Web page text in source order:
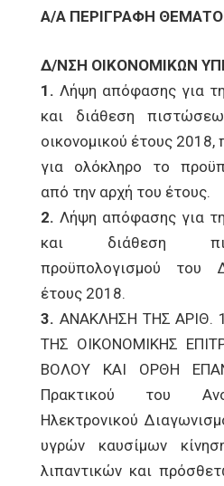
Α/Α ΠΕΡΙΓΡΑΦΗ
Δ/ΝΣΗ ΟΙΚΟΝΟΜΙΚΩΝ
1. Λήψη απόφασης για
και διάθεση
οικονομικού έτους 2018,
για ολόκληρο το
από την αρχή του έτους.
2. Λήψη απόφασης για
και διάθεση
προϋπολογισμού του
έτους 2018.
3. ΑΝΑΚΛΗΣΗ ΤΗΣ ΑΡΙΘ.
ΤΗΣ ΟΙΚΟΝΟΜΙΚΗΣ
ΒΟΛΟΥ ΚΑΙ ΟΡΘΗ
Πρακτικού του
Ηλεκτρονικού
υγρών καυσίμων
λιπαντικών και